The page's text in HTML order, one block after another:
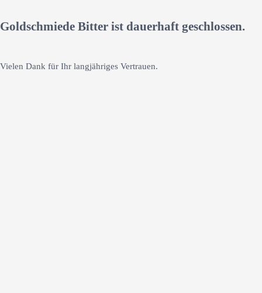
Goldschmiede Bitter ist dauerhaft geschlossen.
Vielen Dank für Ihr langjähriges Vertrauen.